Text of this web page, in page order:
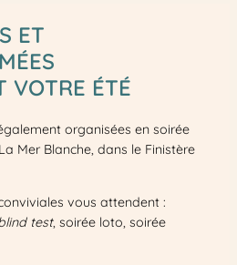
ET
VOTRE ÉTÉ
organisées en soirée
Mer Blanche, dans le Finistère
vous attendent :
test, soirée loto, soirée